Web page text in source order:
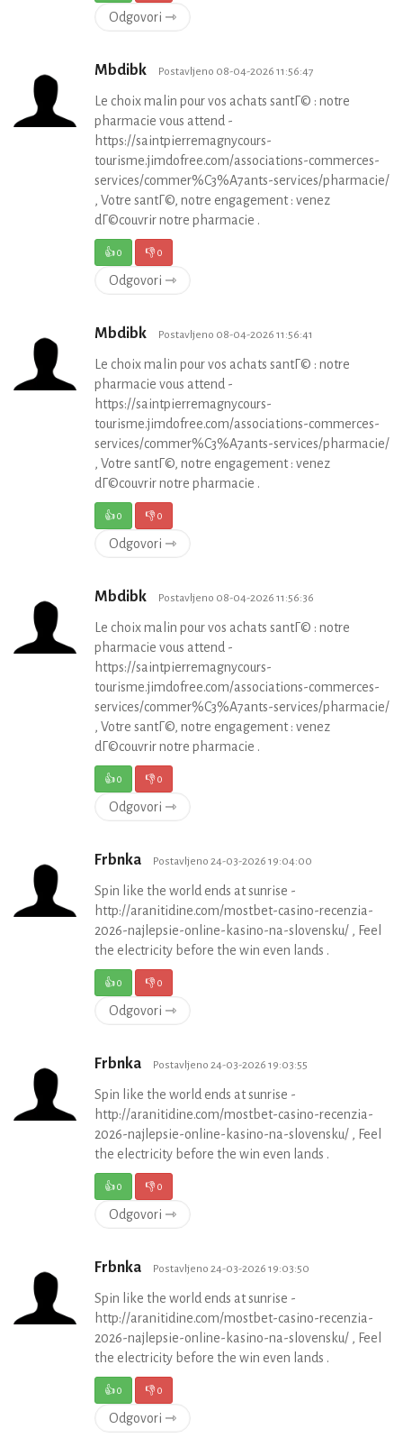
Odgovori ⇾
Mbdibk Postavljeno 08-04-2026 11:56:47
Le choix malin pour vos achats santГ© : notre
pharmacie vous attend -
https://saintpierremagnycours-
tourisme.jimdofree.com/associations-commerces-
services/commer%C3%A7ants-services/pharmacie/
, Votre santГ©, notre engagement : venez
dГ©couvrir notre pharmacie .
👍0 👎0
Odgovori ⇾
Mbdibk Postavljeno 08-04-2026 11:56:41
Le choix malin pour vos achats santГ© : notre
pharmacie vous attend -
https://saintpierremagnycours-
tourisme.jimdofree.com/associations-commerces-
services/commer%C3%A7ants-services/pharmacie/
, Votre santГ©, notre engagement : venez
dГ©couvrir notre pharmacie .
👍0 👎0
Odgovori ⇾
Mbdibk Postavljeno 08-04-2026 11:56:36
Le choix malin pour vos achats santГ© : notre
pharmacie vous attend -
https://saintpierremagnycours-
tourisme.jimdofree.com/associations-commerces-
services/commer%C3%A7ants-services/pharmacie/
, Votre santГ©, notre engagement : venez
dГ©couvrir notre pharmacie .
👍0 👎0
Odgovori ⇾
Frbnka Postavljeno 24-03-2026 19:04:00
Spin like the world ends at sunrise -
http://aranitidine.com/mostbet-casino-recenzia-
2026-najlepsie-online-kasino-na-slovensku/ , Feel
the electricity before the win even lands .
👍0 👎0
Odgovori ⇾
Frbnka Postavljeno 24-03-2026 19:03:55
Spin like the world ends at sunrise -
http://aranitidine.com/mostbet-casino-recenzia-
2026-najlepsie-online-kasino-na-slovensku/ , Feel
the electricity before the win even lands .
👍0 👎0
Odgovori ⇾
Frbnka Postavljeno 24-03-2026 19:03:50
Spin like the world ends at sunrise -
http://aranitidine.com/mostbet-casino-recenzia-
2026-najlepsie-online-kasino-na-slovensku/ , Feel
the electricity before the win even lands .
👍0 👎0
Odgovori ⇾